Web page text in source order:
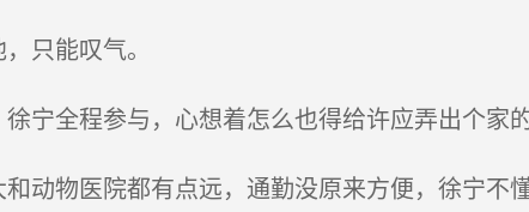
只能叹气。
宁全程参与，心想着怎么也得给许应弄出个家
动物医院都有点远，通勤没原来方便，徐宁不